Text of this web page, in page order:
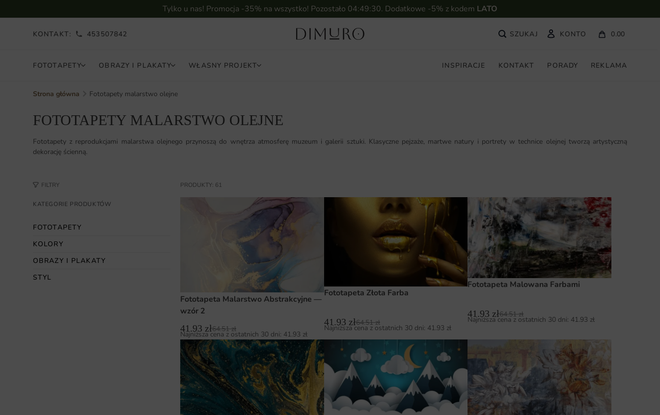
Tylko u nas! Promocja -35% na wszystko! Pozostało 04:49:29. Dodatkowe -5% z kodem LATO
KONTAKT: 453507842 KONTO 0.00
FOTOTAPETY OBRAZY I PLAKATY WŁASNY PROJEKT INSPIRACJE KONTAKT PORADY REKLAMA
Strona główna Fototapety malarstwo olejne
FOTOTAPETY MALARSTWO OLEJNE
Fototapety z reprodukcjami malarstwa olejnego przynoszą do wnętrza atmosferę muzeum i galerii sztuki. Klasyczne pejzaże, martwe natury i portrety w technice olejnej tworzą artystyczną
dekorację ścienną.
FILTRY
KATEGORIE PRODUKTÓW
FOTOTAPETY
KOLORY
OBRAZY I PLAKATY
STYL
PRODUKTY: 61
Fototapeta Malarstwo Abstrakcyjne —
wzór 2
41.93 zł64.51zł
Najniższa cena z ostatnich 30 dni: 41.93 zł
Fototapeta Złota Farba
41.93 zł64.51zł
Najniższa cena z ostatnich 30 dni: 41.93 zł
Fototapeta Malowana Farbami
41.93 zł64.51zł
Najniższa cena z ostatnich 30 dni: 41.93 zł